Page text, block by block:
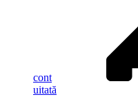
cont
uitată